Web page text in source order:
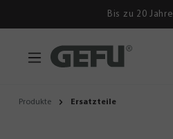
Bis zu 20
Produkte Ersatzteile